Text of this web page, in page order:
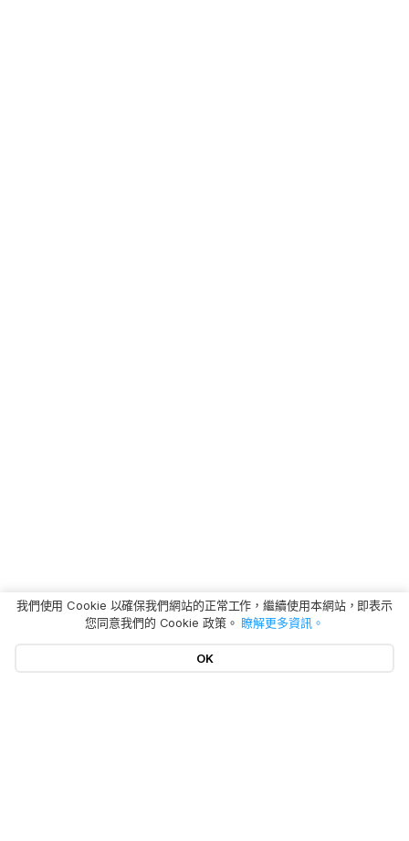
我們使用 Cookie 以確保我們網站的正常工作，繼續使用本網站，即表示
您同意我們的 Cookie 政策。 瞭解更多資訊。
OK